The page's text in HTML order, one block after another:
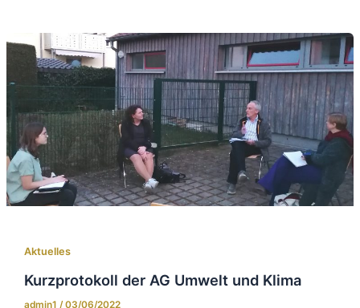
Aktuelles
Kurzprotokoll der AG Umwelt und Klima
admin1 /03/06/2022